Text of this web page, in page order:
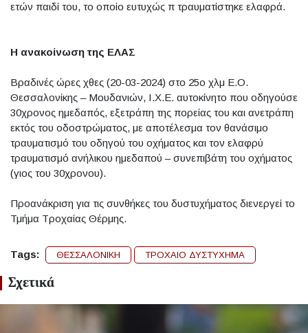
ετών παιδί του, το οποίο ευτυχώς π τραυματίστηκε ελαφρά.
H ανακοίνωση της ΕΛΑΣ
Βραδινές ώρες χθες (20-03-2024) στο 25ο χλμ Ε.Ο.
Θεσσαλονίκης – Μουδανιών, Ι.Χ.Ε. αυτοκίνητο που οδηγούσε
30χρονος ημεδαπός, εξετράπη της πορείας του και ανετράπη
εκτός του οδοστρώματος, με αποτέλεσμα τον θανάσιμο
τραυματισμό του οδηγού του οχήματος και τον ελαφρύ
τραυματισμό ανήλικου ημεδαπού – συνεπιβάτη του οχήματος
(γιος του 30χρονου).
Προανάκριση για τις συνθήκες του δυστυχήματος διενεργεί το
Τμήμα Τροχαίας Θέρμης.
Tags: ΘΕΣΣΑΛΟΝΙΚΗ ΤΡΟΧΑΙΟ ΔΥΣΤΥΧΗΜΑ
Σχετικά